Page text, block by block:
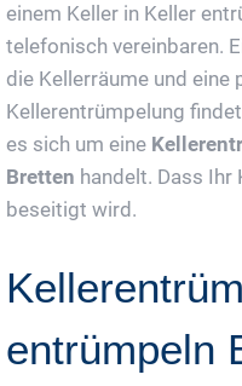
einem Keller in Keller
telefonisch vereinbaren.
die Kellerräume und eine
Kellerentrümpelung
es sich um eine
Bretten handelt. Dass Ihr
beseitigt wird.
entrümpeln